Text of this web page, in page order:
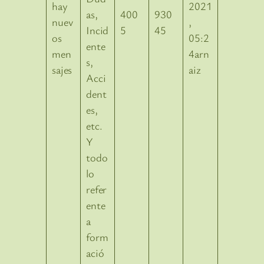
as,
Incid
ente
s,
Acci
dent
es,
etc.
Y
todo
lo
refer
ente
a
form
ació
400
5
930
45
2021
,
05:2
4arn
aiz